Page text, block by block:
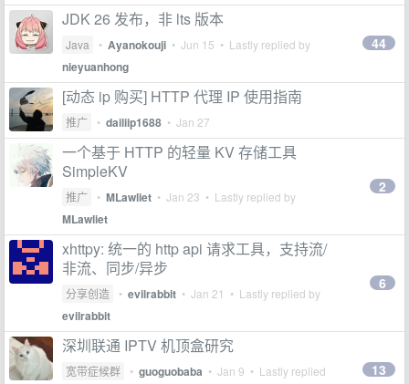
JDK 26 发布，非 lts 版本
Java • Ayanokouji • Jun 15 • Lastly replied by
nieyuanhong
44
[动态 ip 购买] HTTP 代理 IP 使用指南
推广 • dailiip1688 • Jan 27
一个基于 HTTP 的轻量 KV 存储工具
SimpleKV
推广 • MLawliet • Jan 23 • Lastly replied by
MLawliet
2
xhttpy: 统一的 http api 请求工具，支持流/
非流、同步/异步
分享创造 • evilrabbit • Jan 21 • Lastly replied by
evilrabbit
6
深圳联通 IPTV 机顶盒研究
宽带症候群 • guoguobaba • Jan 9 • Lastly replied
13